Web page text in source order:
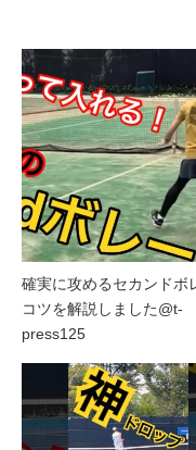
確実に攻めるセカンドボ
コツを解説しました@t-
press125